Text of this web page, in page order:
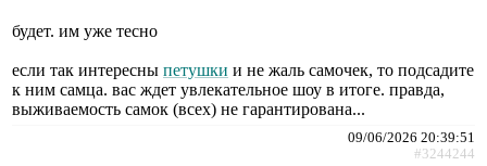
будет. им уже тесно
если так интересны петушки и не жаль самочек, то подсадите
к ним самца. вас ждет увлекательное шоу в итоге. правда,
выживаемость самок (всех) не гарантирована...
09/06/2026 20:39:51
#3244244